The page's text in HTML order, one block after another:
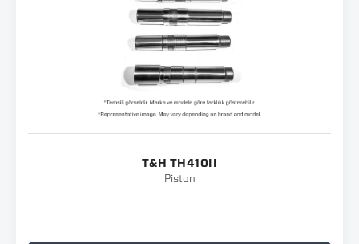
T&H TH410II
Piston